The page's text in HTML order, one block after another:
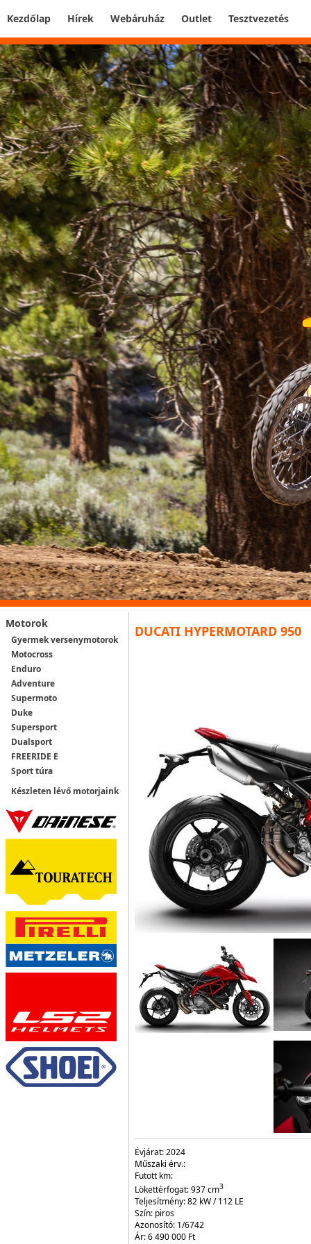
Kezdőlap Hírek Webáruház Outlet Tesztvezetés
Motorok
Gyermek versenymotorok
Motocross
Enduro
Adventure
Supermoto
Duke
Supersport
Dualsport
FREERIDE E
Sport túra
Készleten lévő motorjaink
DUCATI HYPERMOTARD 950
Évjárat:2024
Műszaki érv.:
Futott km:
Lökettérfogat:937cm3
Teljesítmény:82 kW / 112 LE
Szín: piros
Azonosító: 1/6742
Ár:6 490 000 Ft